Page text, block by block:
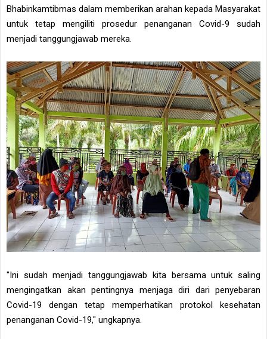
Bhabinkamtibmas dalam memberikan arahan kepada Masyarakat
untuk tetap mengiliti prosedur penanganan Covid-9 sudah
menjadi tanggungjawab mereka.
"Ini sudah menjadi tanggungjawab kita bersama untuk saling
mengingatkan akan pentingnya menjaga diri dari penyebaran
Covid-19 dengan tetap memperhatikan protokol kesehatan
penanganan Covid-19," ungkapnya.